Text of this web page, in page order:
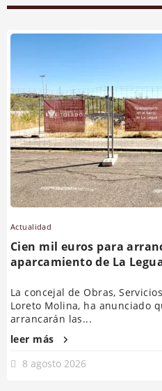
Actualidad
Cien mil euros para
aparcamiento de La
La concejal de Obras,
Loreto Molina, ha anunciado
arrancarán las...
leer más
8 agosto 2026